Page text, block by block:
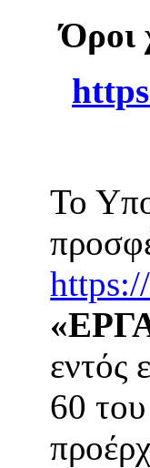
Όροι
https
Το
εντός
60